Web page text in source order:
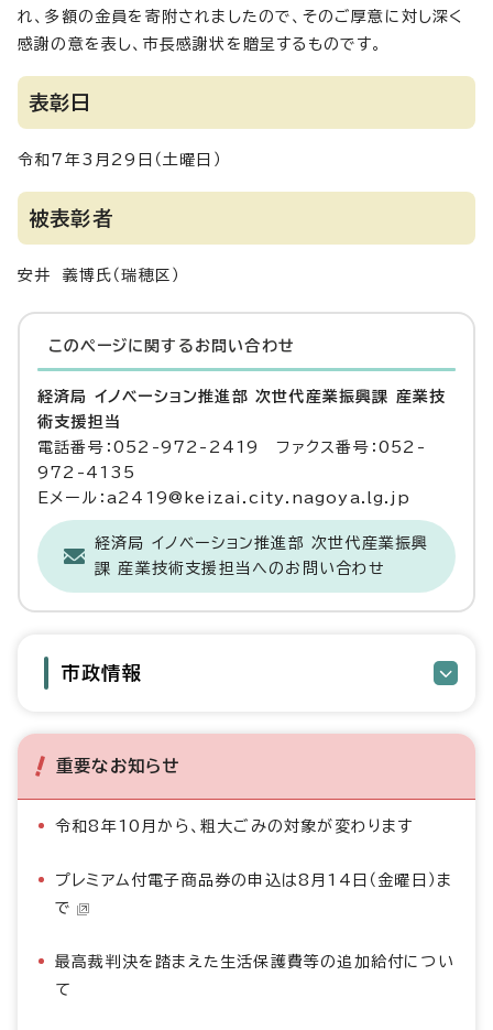
れ、多額の金員を寄附されましたので、そのご厚意に対し深く
感謝の意を表し、市長感謝状を贈呈するものです。
表彰日
令和7年3月29日（土曜日）
被表彰者
安井 義博氏（瑞穂区）
このページに関する お問い合わせ
経済局 イノベーション推進部 次世代産業振興課 産業技
術支援担当
電話番号：052-972-2419 ファクス番号：052-
972-4135
Eメール：a2419@keizai.city.nagoya.lg.jp
経済局 イノベーション推進部 次世代産業振興
課 産業技術支援担当へのお問い合わせ
市政情報
重要なお知らせ
令和8年10月から、粗大ごみの対象が変わります
プレミアム付電子商品券の申込は8月14日（金曜日）ま
で
最高裁判決を踏まえた生活保護費等の追加給付につい
て